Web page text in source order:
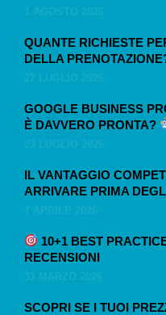
1 AGOSTO 2026
QUANTE RICHIESTE
DELLA
27 LUGLIO 2026
GOOGLE BUSINESS
È DAVVERO PRONTA?
23 LUGLIO 2026
IL VANTAGGIO
ARRIVARE PRIMA
7 APRILE 2026
10+1 BEST
RECENSIONI
31 MARZO 2026
SCOPRI SE I TUOI